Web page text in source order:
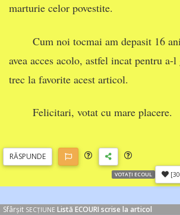
marturie celor povestite.
Cum noi tocmai am depasit 16
avea acces acolo, astfel incat pentru a-l
trec la favorite acest articol.
Felicitari, votat cu mare placere.
RĂSPUNDE
VOTAȚI ECOUL
Sfârșit SECȚIUNE Listă ECOURI scrise la articol